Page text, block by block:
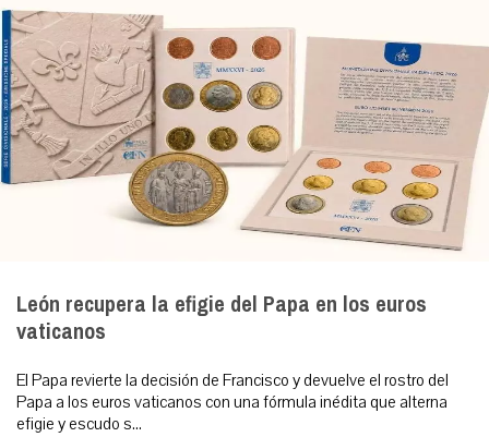
León recupera la efigie del Papa en los euros
vaticanos
El Papa revierte la decisión de Francisco y devuelve el rostro del
Papa a los euros vaticanos con una fórmula inédita que alterna
efigie y escudo s...